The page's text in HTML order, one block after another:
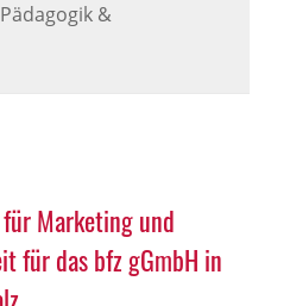
&
Marketing und
für das bfz gGmbH in